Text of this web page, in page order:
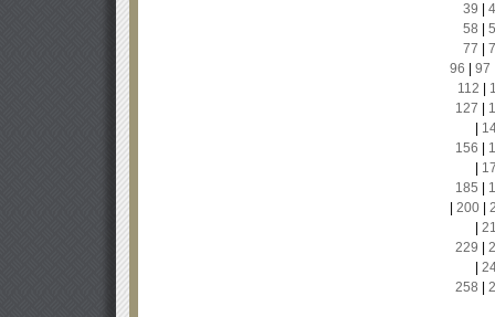
39
58
77
96
97
112
127
156
185
200|
229
258